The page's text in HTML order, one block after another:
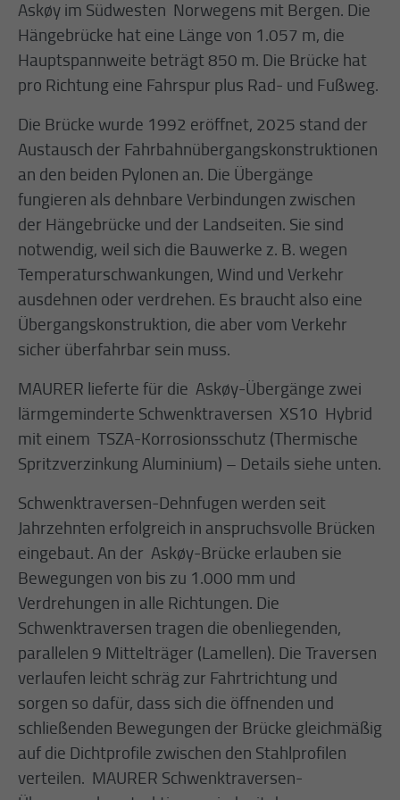
Askøy im Südwesten Norwegens mit Bergen. Die
Hängebrücke hat eine Länge von 1.057 m, die
Hauptspannweite beträgt 850 m. Die Brücke hat
pro Richtung eine Fahrspur plus Rad- und Fußweg.
Die Brücke wurde 1992 eröffnet, 2025 stand der
Austausch der Fahrbahnübergangskonstruktionen
an den beiden Pylonen an. Die Übergänge
fungieren als dehnbare Verbindungen zwischen
der Hängebrücke und der Landseiten. Sie sind
notwendig, weil sich die Bauwerke z. B. wegen
Temperaturschwankungen, Wind und Verkehr
ausdehnen oder verdrehen. Es braucht also eine
Übergangskonstruktion, die aber vom Verkehr
sicher überfahrbar sein muss.
MAURER lieferte für die Askøy-Übergänge zwei
lärmgeminderte Schwenktraversen XS10 Hybrid
mit einem TSZA-Korrosionsschutz (Thermische
Spritzverzinkung Aluminium) – Details siehe unten.
Schwenktraversen-Dehnfugen werden seit
Jahrzehnten erfolgreich in anspruchsvolle Brücken
eingebaut. An der Askøy-Brücke erlauben sie
Bewegungen von bis zu 1.000 mm und
Verdrehungen in alle Richtungen. Die
Schwenktraversen tragen die obenliegenden,
parallelen 9 Mittelträger (Lamellen). Die Traversen
verlaufen leicht schräg zur Fahrtrichtung und
sorgen so dafür, dass sich die öffnenden und
schließenden Bewegungen der Brücke gleichmäßig
auf die Dichtprofile zwischen den Stahlprofilen
verteilen. MAURER Schwenktraversen-
Laufzeit Session
Zweck Login Redaktionssystem
Name PHPSESSID
Anbieter PHP
Laufzeit Session
Zweck Betrieb TYPO3
Anbieter Matomo
Laufzeit 1 Jahr
Anbieter Matomo
Laufzeit 30 min
Zweck Reichweitenmessung
Externe Inhalte
Wir verwenden auf unserer Website externe Inhalte, um Ihnen
zusätzliche Informationen anzubieten.